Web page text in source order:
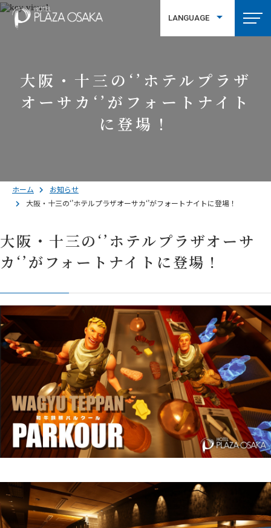
LANGUAGE
繁體中文
大阪・十三の‘’ホテルプラザ
オーサカ‘’がフォートナイト
に登場！
ホーム
お知らせ
大阪・十三の‘’ホテルプラザオーサカ‘’がフォートナイトに登場！
大阪・十三の‘’ホテルプラザオーサ
カ‘’がフォートナイトに登場！